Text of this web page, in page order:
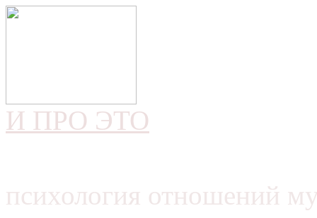
И ПРО ЭТО
психология отношений